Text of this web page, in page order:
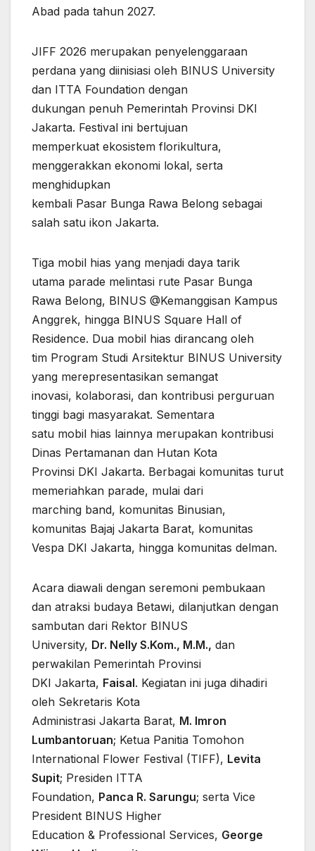
Abad pada tahun 2027.
JIFF 2026 merupakan penyelenggaraan
perdana yang diinisiasi oleh BINUS University
dan ITTA Foundation dengan
dukungan penuh Pemerintah Provinsi DKI
Jakarta. Festival ini bertujuan
memperkuat ekosistem florikultura,
menggerakkan ekonomi lokal, serta
menghidupkan
kembali Pasar Bunga Rawa Belong sebagai
salah satu ikon Jakarta.
Tiga mobil hias yang menjadi daya tarik
utama parade melintasi rute Pasar Bunga
Rawa Belong, BINUS @Kemanggisan Kampus
Anggrek, hingga BINUS Square Hall of
Residence. Dua mobil hias dirancang oleh
tim Program Studi Arsitektur BINUS University
yang merepresentasikan semangat
inovasi, kolaborasi, dan kontribusi perguruan
tinggi bagi masyarakat. Sementara
satu mobil hias lainnya merupakan kontribusi
Dinas Pertamanan dan Hutan Kota
Provinsi DKI Jakarta. Berbagai komunitas turut
memeriahkan parade, mulai dari
marching band, komunitas Binusian,
komunitas Bajaj Jakarta Barat, komunitas
Vespa DKI Jakarta, hingga komunitas delman.
Acara diawali dengan seremoni pembukaan
dan atraksi budaya Betawi, dilanjutkan dengan
sambutan dari Rektor BINUS
University, Dr. Nelly S.Kom., M.M., dan
perwakilan Pemerintah Provinsi
DKI Jakarta, Faisal. Kegiatan ini juga dihadiri
oleh Sekretaris Kota
Administrasi Jakarta Barat, M. Imron
Lumbantoruan; Ketua Panitia Tomohon
International Flower Festival (TIFF), Levita
Supit; Presiden ITTA
Foundation, Panca R. Sarungu; serta Vice
President BINUS Higher
Education & Professional Services, George